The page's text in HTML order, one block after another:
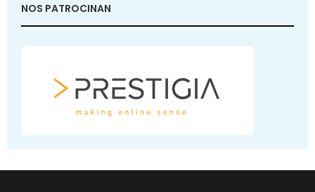
NOS PATROCINAN